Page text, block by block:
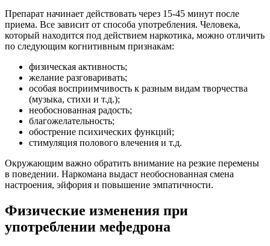
Препарат начинает действовать через 15-45 минут после
приема. Все зависит от способа употребления. Человека,
который находится под действием наркотика, можно отличить
по следующим когнитивным признакам:
физическая активность;
желание разговаривать;
особая восприимчивость к разным видам творчества
(музыка, стихи и т.д.);
необоснованная радость;
благожелательность;
обострение психических функций;
стимуляция полового влечения и т.д.
Окружающим важно обратить внимание на резкие перемены
в поведении. Наркомана выдаст необоснованная смена
настроения, эйфория и повышение эмпатичности.
Физические изменения при
употреблении мефедрона